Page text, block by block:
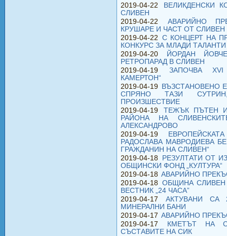
2019-04-22
ВЕЛИКДЕНСКИ
СЛИВЕН
2019-04-22
АВАРИЙНО
КРУШАРЕ И ЧАСТ ОТ СЛИВЕН
2019-04-22 С КОНЦЕРТ НА
КОНКУРС ЗА МЛАДИ
2019-04-20
ЙОРДАН
РЕТРОПАРАД В СЛИВЕН
2019-04-19
ЗАПОЧВА
КАМЕРТОН“
2019-04-19 ВЪЗСТАНОВЕНО
СПРЯНО ТАЗИ
ПРОИЗШЕСТВИЕ
2019-04-19
ТЕЖЪК ПЪТЕН
РАЙОНА НА
АЛЕКСАНДРОВО
2019-04-19
РАДОСЛАВА МАВРОДИЕВА
ГРАЖДАНИН НА СЛИВЕН“
2019-04-18
РЕЗУЛТАТИ ОТ
ОБЩИНСКИ ФОНД „КУЛТУРА“
2019-04-18 АВАРИЙНО
2019-04-18 ОБЩИНА СЛИВЕН
ВЕСТНИК „24 ЧАСА”
2019-04-17
АКТУВАНИ СА
МИНЕРАЛНИ БАНИ
2019-04-17 АВАРИЙНО
2019-04-17
КМЕТЪТ НА
СЪСТАВИТЕ НА СИК